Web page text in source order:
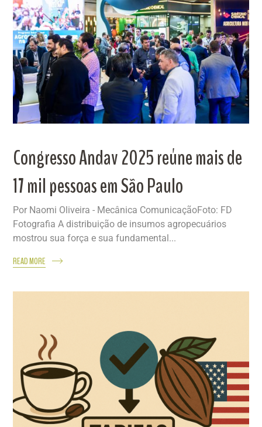
Congresso Andav 2025 reúne mais de
17 mil pessoas em São Paulo
Por Naomi Oliveira - Mecânica ComunicaçãoFoto: FD
Fotografia A distribuição de insumos agropecuários
mostrou sua força e sua fundamental...
READ MORE